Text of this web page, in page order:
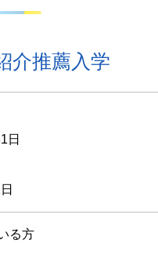
介推薦入学
日
る方